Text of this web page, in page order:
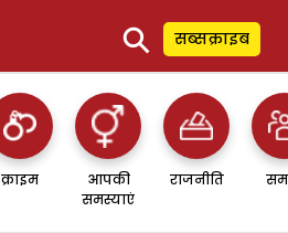
⚲ सब्सक्राइब
क्राइम
आपकी
समस्याएं
राजनीति